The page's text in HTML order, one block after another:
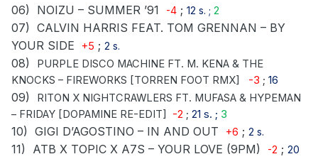
06) NOIZU – SUMMER ’91 -4 ; 12 s. ; 2
07) CALVIN HARRIS FEAT. TOM GRENNAN – BY
YOUR SIDE
+5 ; 2 s.
08)
PURPLE DISCO MACHINE FT. M. KENA & THE
KNOCKS – FIREWORKS [TORREN FOOT RMX]
-3 ; 16
09)
RITON X NIGHTCRAWLERS FT. MUFASA & HYPEMAN
– FRIDAY [DOPAMINE RE-EDIT]
-2 ; 21 s. ; 3
10) GIGI D’AGOSTINO – IN AND OUT +6 ; 2 s.
11) ATB X TOPIC X A7S – YOUR LOVE (9PM) -2 ; 20